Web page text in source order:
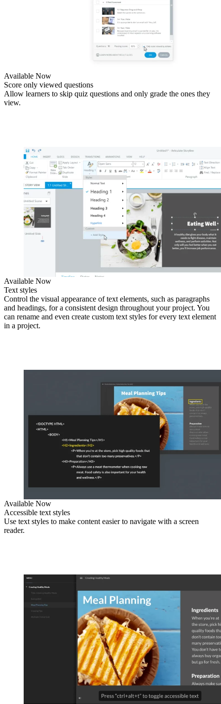
Available Now
Score only viewed questions
Allow learners to skip quiz questions and only grade the ones they
view.
Available Now
Text styles
Control the visual appearance of text elements, such as paragraphs
and headings, for a consistent design throughout your project. You
can rename and even create custom text styles for every text element
in a project.
Available Now
Accessible text styles
Use text styles to make content easier to navigate with a screen
reader.